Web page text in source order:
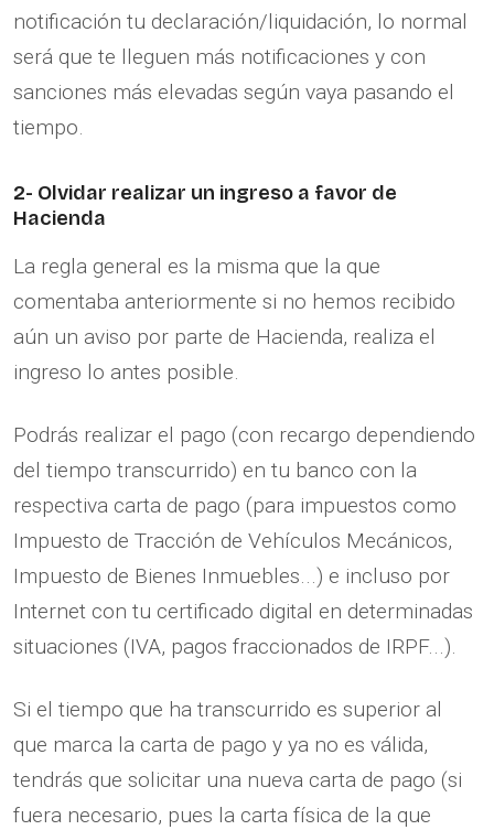
notificación tu declaración/liquidación, lo normal
será que te lleguen más notificaciones y con
sanciones más elevadas según vaya pasando el
tiempo.
2- Olvidar realizar un ingreso a favor de
Hacienda
La regla general es la misma que la que
comentaba anteriormente si no hemos recibido
aún un aviso por parte de Hacienda, realiza el
ingreso lo antes posible.
Podrás realizar el pago (con recargo dependiendo
del tiempo transcurrido) en tu banco con la
respectiva carta de pago (para impuestos como
Impuesto de Tracción de Vehículos Mecánicos,
Impuesto de Bienes Inmuebles...) e incluso por
Internet con tu certificado digital en determinadas
situaciones (IVA, pagos fraccionados de IRPF...).
Si el tiempo que ha transcurrido es superior al
que marca la carta de pago y ya no es válida,
tendrás que solicitar una nueva carta de pago (si
fuera necesario, pues la carta física de la que